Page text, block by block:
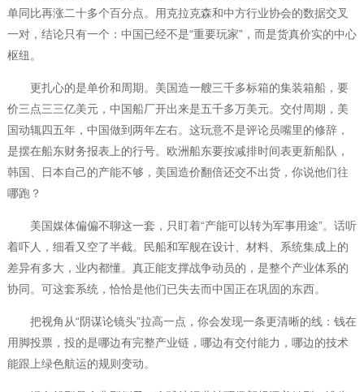
单同比再涨二十多个百分点。用克拉克森和中方行业协会的数据交叉
一对，结论只有一个：中国已经不是“重要玩家”，而是货真价实的中心
枢纽。
更扎心的是单价和周期。美国造一艘三千多标箱的集装箱船，要
价三点三三亿美元，中国船厂开出来是五千多万美元。交付周期，美
国动辄四五年，中国做到两年左右。这玩意不是评论员嘴里的修辞，
是摆在船东财务报表上的行号。欧洲船东要按减排时间表更新船队，
韩国、日本自己的产能不够，美国造价翻倍还交不出货，你说他们往
哪跑？
美国媒体偏偏不聊这一套，只盯着“产能可以转为军事用途”。话听
着吓人，细看又空了半截。民船和军舰在设计、材料、系统集成上的
差异有多大，业内都懂。真正能支撑战争动员的，是整个产业体系的
协同。可这套系统，恰恰是他们已失去而中国正在巩固的东西。
把视角从“阴谋论镜头”拉高一点，你会发现一条更清晰的线：钱在
用脚投票，投的是哪边有完整产业链，哪边有交付能力，哪边的技术
能跟上绿色航运的规则变动。